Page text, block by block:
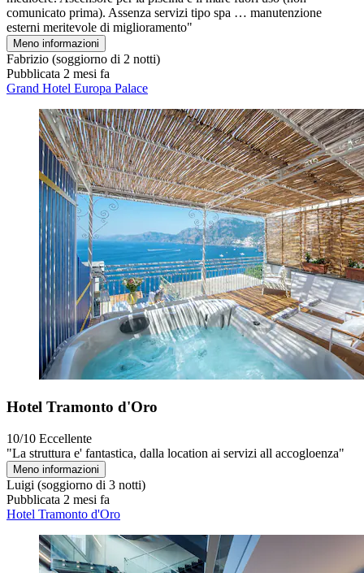
comunicato prima). Assenza servizi tipo spa … manutenzione
esterni meritevole di miglioramento"
Meno informazioni
Fabrizio (soggiorno di 2 notti)
Pubblicata 2 mesi fa
Grand Hotel Europa Palace
Hotel Tramonto d'Oro
10/10 Eccellente
"La struttura e' fantastica, dalla location ai servizi all accogloenza"
Meno informazioni
Luigi (soggiorno di 3 notti)
Pubblicata 2 mesi fa
Hotel Tramonto d'Oro